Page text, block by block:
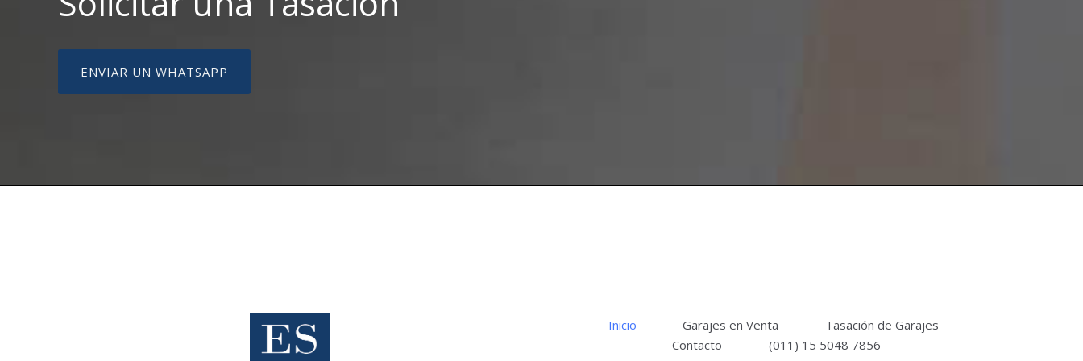
ENVIAR UN WHATSAPP
Inicio Garajes en Venta
Tasación de Garajes
Contacto
(011) 15 5048 7856